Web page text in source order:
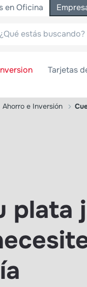
en Oficina
Tarjetas
Ahorro e Inversión
plata